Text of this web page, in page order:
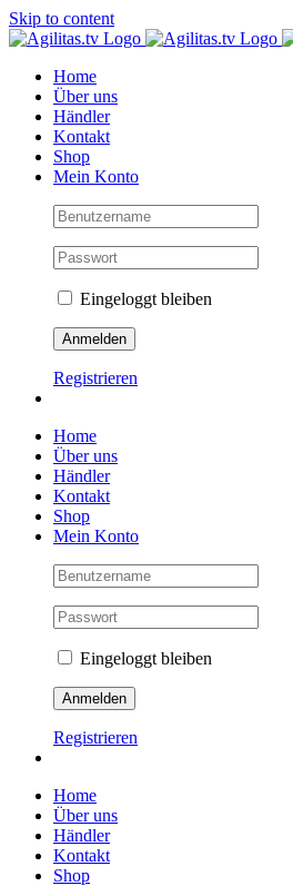
Skip to content
Home
Über uns
Händler
Kontakt
Shop
Mein Konto
Eingeloggt bleiben
Registrieren
Home
Über uns
Händler
Kontakt
Shop
Mein Konto
Eingeloggt bleiben
Registrieren
Home
Über uns
Händler
Kontakt
Shop